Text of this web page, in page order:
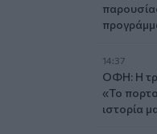
14:37
ΟΦΗ: Η
«Το
ιστορία